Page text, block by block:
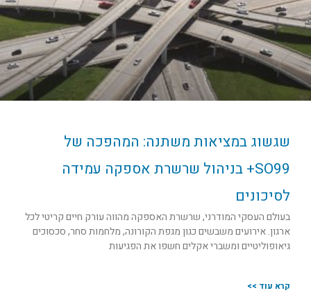
שגשוג במציאות משתנה: המהפכה של
SO99+ בניהול שרשרת אספקה עמידה
לסיכונים
בעולם העסקי המודרני, שרשרת האספקה מהווה עורק חיים קריטי לכל
ארגון. אירועים משבשים כגון מגפת הקורונה, מלחמות סחר, סכסוכים
גיאופוליטיים ומשברי אקלים חשפו את הפגיעות
קרא עוד >>